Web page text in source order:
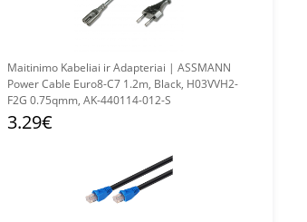
Maitinimo Kabeliai ir Adapteriai | ASSMANN
Power Cable Euro8-C7 1.2m, Black, H03VVH2-
F2G 0.75qmm, AK-440114-012-S
3.29€